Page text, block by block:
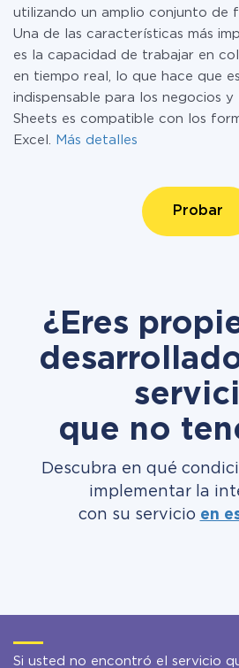
utilizando un amplio conjunto de
Una de las características más
es la capacidad de trabajar en
en tiempo real, lo que hace que
indispensable para los negocios y
Sheets es compatible con los
Excel.
Más detalles
Probar
¿Eres
que no
Descubra en qué
implementar la
con su servicio en
Si usted no encontró el servicio